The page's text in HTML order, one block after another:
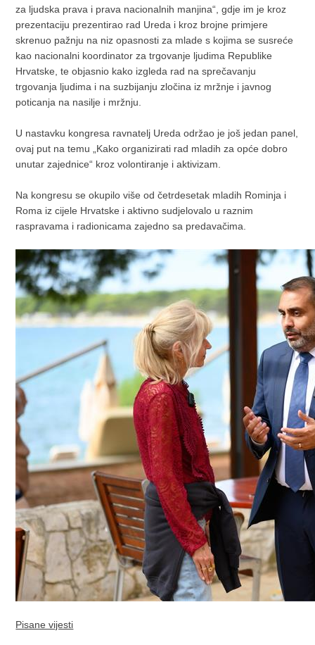
za ljudska prava i prava nacionalnih manjina“, gdje im je kroz
prezentaciju prezentirao rad Ureda i kroz brojne primjere
skrenuo pažnju na niz opasnosti za mlade s kojima se susreće
kao nacionalni koordinator za trgovanje ljudima Republike
Hrvatske, te objasnio kako izgleda rad na sprečavanju
trgovanja ljudima i na suzbijanju zločina iz mržnje i javnog
poticanja na nasilje i mržnju.
U nastavku kongresa ravnatelj Ureda održao je još jedan panel,
ovaj put na temu „Kako organizirati rad mladih za opće dobro
unutar zajednice“ kroz volontiranje i aktivizam.
Na kongresu se okupilo više od četrdesetak mladih Rominja i
Roma iz cijele Hrvatske i aktivno sudjelovalo u raznim
raspravama i radionicama zajedno sa predavačima.
Pisane vijesti